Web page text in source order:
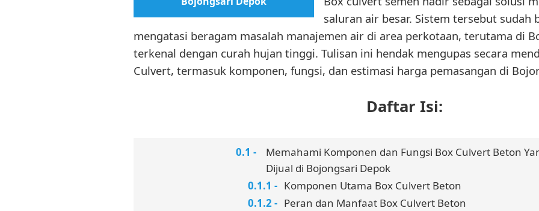
saluran air besar. Sistem tersebut sudah
mengatasi beragam masalah manajemen air di area perkotaan, terutama di
terkenal dengan curah hujan tinggi. Tulisan ini hendak mengupas secara
Culvert, termasuk komponen, fungsi, dan estimasi harga pemasangan di
Daftar Isi:
Memahami Komponen dan Fungsi Box Culvert Beton
Dijual di Bojongsari Depok
Komponen Utama Box Culvert Beton
Peran dan Manfaat Box Culvert Beton